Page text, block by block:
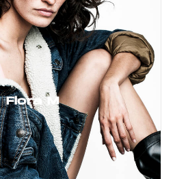
Flora M